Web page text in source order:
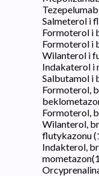
Tezepelumab
Salmeterol i
Formoterol i
Formoterol i
Wilanterol i
Indakaterol i
Salbutamol i
Formoterol,
Formoterol,
Wilanterol,
flutykazonu(
Indakterol,
mometazon(1